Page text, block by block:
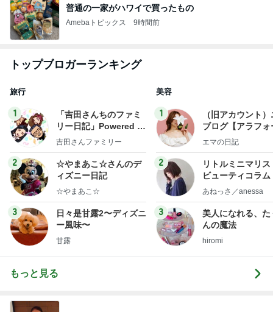
普通の一家がハワイで買ったもの
Amebaトピックス 9時間前
トップブロガーランキング
旅行
1
「吉田さんちのファミ
リー日記」Powered b
y Ameba 吉田さんファ
ログ
吉田さんファミリー
2
☆やまあこ☆さんのデ
ィズニー日記
☆やまあこ☆
3
日々是甘露2〜ディズニ
ー風味〜
甘露
美容
1
（旧アカウント
ブログ【アラフォ
社売却セカンドラ
エマの日記
2
リトルミニマリス
ビューティコラ
little
あねっさ／anessa
3
美人になれる、た
んの魔法
hiromi
もっと見る